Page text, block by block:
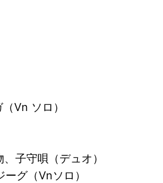
Vn ソロ）
子守唄（デュオ）
グ（Vnソロ）